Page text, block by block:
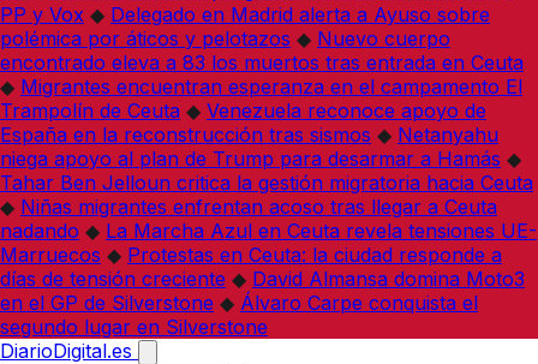
PP y Vox ◆ Delegado en Madrid alerta a Ayuso sobre
polémica por áticos y pelotazos ◆ Nuevo cuerpo
encontrado eleva a 83 los muertos tras entrada en Ceuta
◆ Migrantes encuentran esperanza en el campamento El
Trampolín de Ceuta ◆ Venezuela reconoce apoyo de
España en la reconstrucción tras sismos ◆ Netanyahu
niega apoyo al plan de Trump para desarmar a Hamás ◆
Tahar Ben Jelloun critica la gestión migratoria hacia Ceuta
◆ Niñas migrantes enfrentan acoso tras llegar a Ceuta
nadando ◆ La Marcha Azul en Ceuta revela tensiones UE-
Marruecos ◆ Protestas en Ceuta: la ciudad responde a
días de tensión creciente ◆ David Almansa domina Moto3
en el GP de Silverstone ◆ Álvaro Carpe conquista el
segundo lugar en Silverstone
DiarioDigital.es